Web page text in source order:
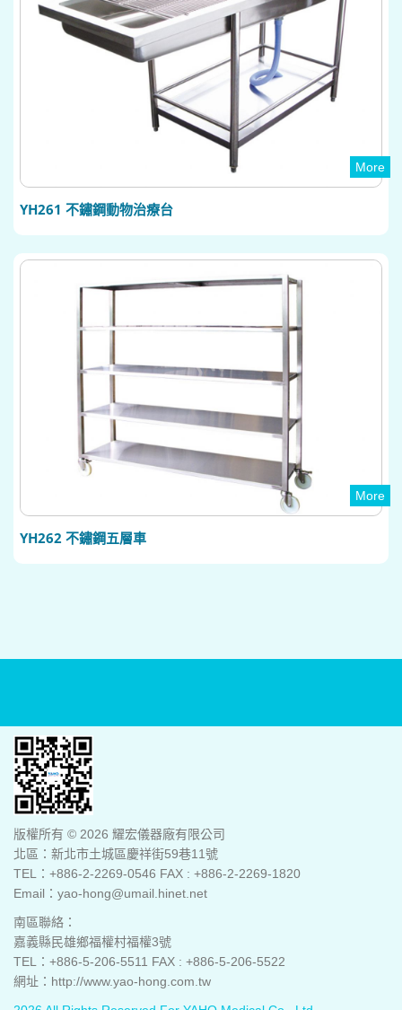
More
YH261 不鏽鋼動物治療台
More
YH262 不鏽鋼五層車
版權所有 © 2026 耀宏儀器廠有限公司
北區：新北市土城區慶祥街59巷11號
TEL：+886-2-2269-0546 FAX : +886-2-2269-1820
Email：yao-hong@umail.hinet.net
南區聯絡：
嘉義縣民雄鄉福權村福權3號
TEL：+886-5-206-5511 FAX : +886-5-206-5522
網址：http://www.yao-hong.com.tw